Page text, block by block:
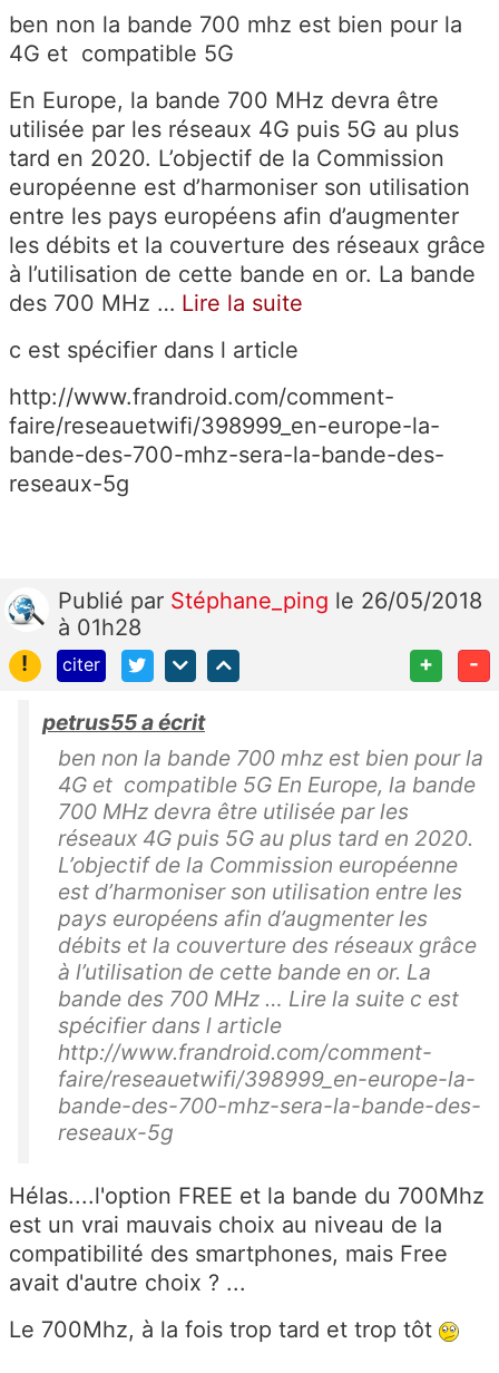
ben non la bande 700 mhz est bien pour la
4G et compatible 5G
En Europe, la bande 700 MHz devra être
utilisée par les réseaux 4G puis 5G au plus
tard en 2020. L’objectif de la Commission
européenne est d’harmoniser son utilisation
entre les pays européens afin d’augmenter
les débits et la couverture des réseaux grâce
à l’utilisation de cette bande en or. La bande
des 700 MHz … Lire la suite
c est spécifier dans l article
http://www.frandroid.com/comment-
faire/reseauetwifi/398999_en-europe-la-
bande-des-700-mhz-sera-la-bande-des-
reseaux-5g
Publié par Stéphane_ping le 26/05/2018
à 01h28
!
citer + -
petrus55 a écrit
ben non la bande 700 mhz est bien pour la
4G et compatible 5G En Europe, la bande
700 MHz devra être utilisée par les
réseaux 4G puis 5G au plus tard en 2020.
L’objectif de la Commission européenne
est d’harmoniser son utilisation entre les
pays européens afin d’augmenter les
débits et la couverture des réseaux grâce
à l’utilisation de cette bande en or. La
bande des 700 MHz … Lire la suite c est
spécifier dans l article
http://www.frandroid.com/comment-
faire/reseauetwifi/398999_en-europe-la-
bande-des-700-mhz-sera-la-bande-des-
reseaux-5g
Hélas....l'option FREE et la bande du 700Mhz
est un vrai mauvais choix au niveau de la
compatibilité des smartphones, mais Free
avait d'autre choix ? ...
Le 700Mhz, à la fois trop tard et trop tôt